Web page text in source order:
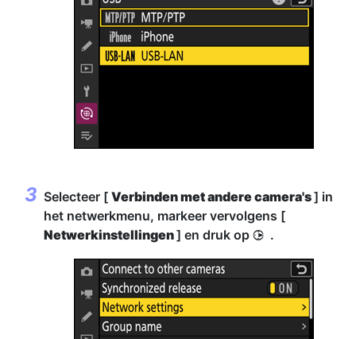
Selecteer [ Verbinden met andere camera's] in
het netwerkmenu, markeer vervolgens [
Netwerkinstellingen] en druk op 2 .